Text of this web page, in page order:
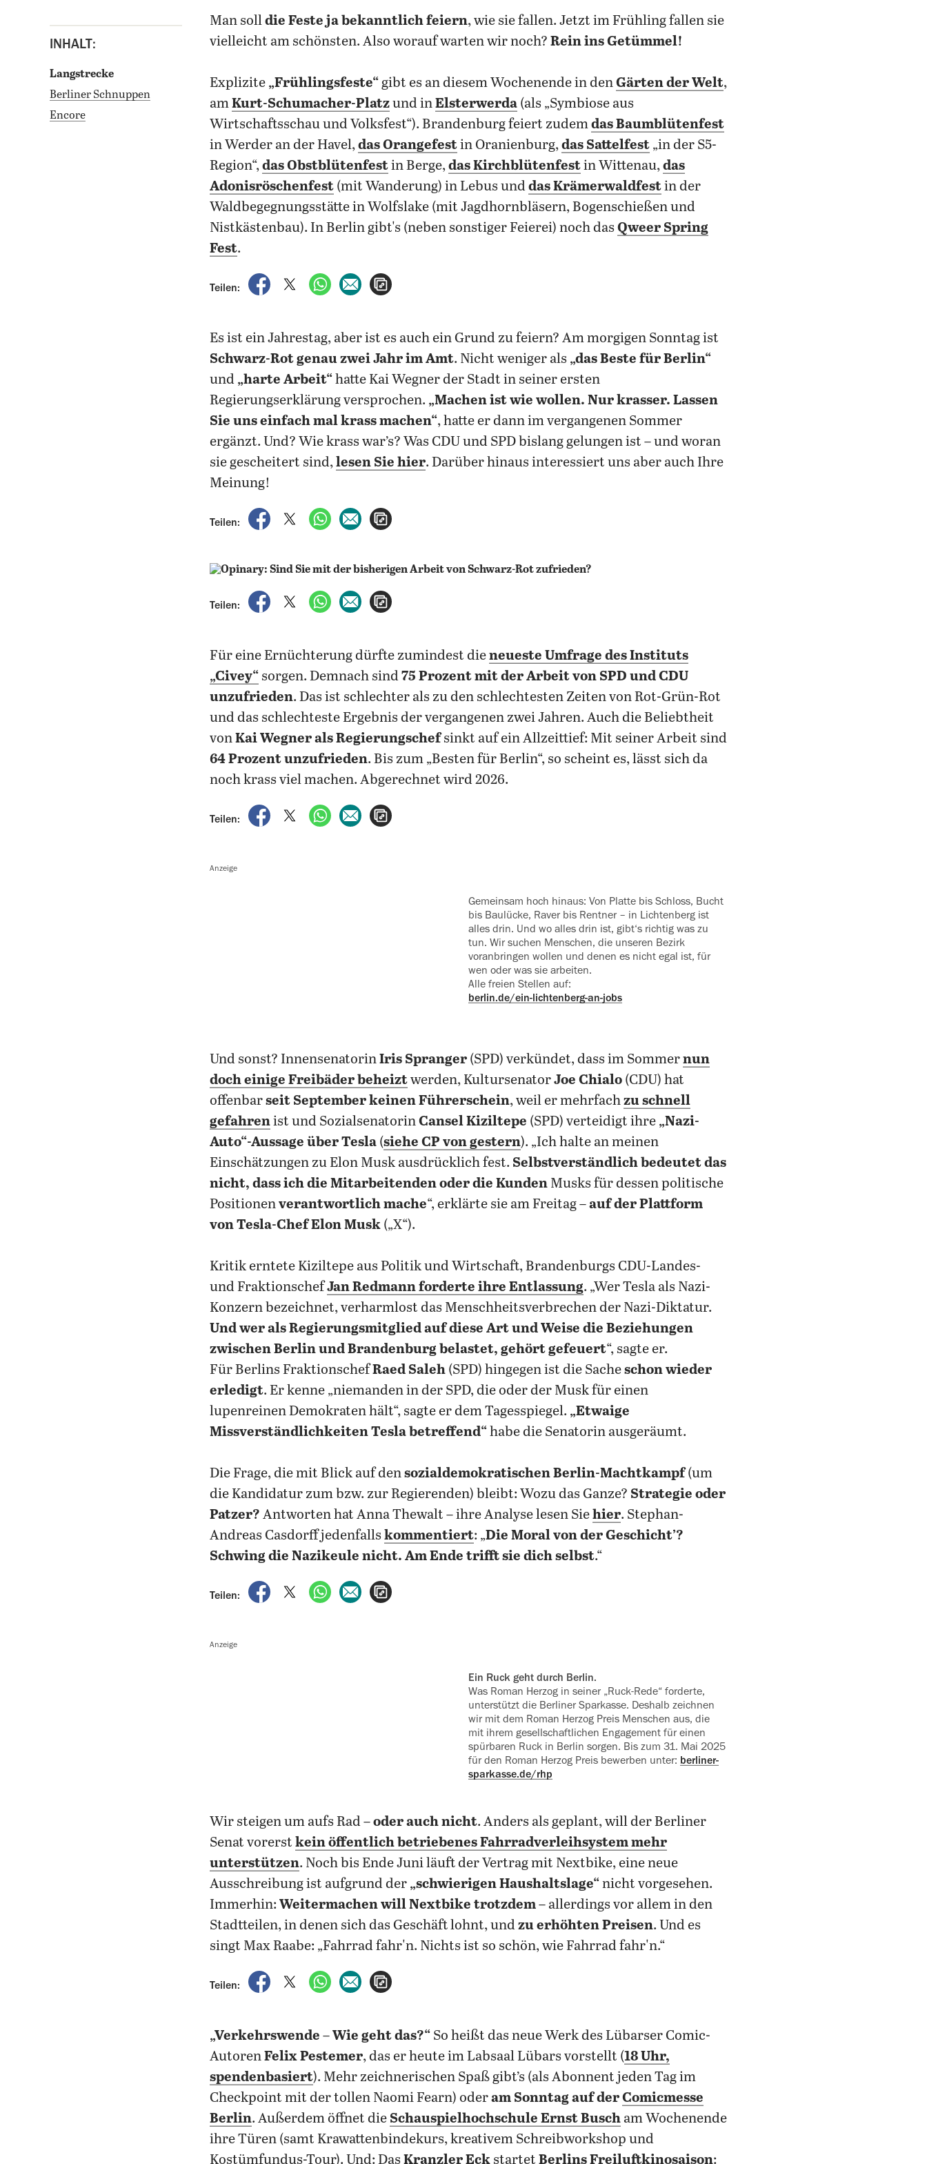
INHALT:
Langstrecke
Berliner Schnuppen
Encore
man solldie Feste ja bekanntlich feiern, wie sie fallen. Jetzt im Frühling fallen sie
vielleicht am schönsten. Also worauf warten wir noch? Rein ins Getümmel!
Explizite „Frühlingsfeste“ gibt es an diesem Wochenende in denGärten der Welt,
amKurt-Schumacher-Platzund inElsterwerda (als „Symbiose aus
Wirtschaftsschau und Volksfest“). Brandenburg feiert zudemdas Baumblütenfest
in Werder an der Havel,das Orangefestin Oranienburg,das Sattelfest „in der S5-
Region“,das Obstblütenfestin Berge,das Kirchblütenfestin Wittenau,das
Adonisröschenfest (mit Wanderung) in Lebus unddas Krämerwaldfestin der
Waldbegegnungsstätte in Wolfslake (mit Jagdhornbläsern, Bogenschießen und
Nistkästenbau). In Berlin gibt's (neben sonstiger Feierei) noch dasQweer Spring
Fest.
Teilen:
auf Facebook teilen
auf X teilenper WhatsApp teilen
per E-Mail teilen
Es ist ein Jahrestag, aber ist es auch ein Grund zu feiern? Am morgigen Sonntag ist
Schwarz-Rot genau zwei Jahr im Amt. Nicht weniger als „das Beste für Berlin“
und „harte Arbeit“hatte Kai Wegner der Stadt in seiner ersten
Regierungserklärung versprochen. „Machen ist wie wollen. Nur krasser. Lassen
Sie uns einfach mal krass machen“, hatte er dann im vergangenen Sommer
ergänzt. Und? Wie krass war’s? Was CDU und SPD bislang gelungen ist – und woran
sie gescheitert sind,lesen Sie hier. Darüber hinaus interessiert uns aber auch Ihre
Meinung!
Teilen:
auf Facebook teilen
auf X teilenper WhatsApp teilen
per E-Mail teilen
Teilen:
auf Facebook teilen
auf X teilenper WhatsApp teilen
per E-Mail teilen
Für eine Ernüchterung dürfte zumindest dieneueste Umfrage des Instituts
„Civey“ sorgen. Demnach sind75 Prozentmit der Arbeit von SPD und CDU
unzufrieden. Das ist schlechter als zu den schlechtesten Zeiten von Rot-Grün-Rot
und das schlechteste Ergebnis der vergangenen zwei Jahren. Auch die Beliebtheit
vonKai Wegner als Regierungschefsinkt auf ein Allzeittief: Mit seiner Arbeit sind
64 Prozent unzufrieden. Bis zum „Besten für Berlin“, so scheint es, lässt sich da
noch krass viel machen. Abgerechnet wird 2026.
Teilen:
auf Facebook teilen
auf X teilenper WhatsApp teilen
per E-Mail teilen
Anzeige
Gemeinsam hoch hinaus: Von Platte bis Schloss, Bucht
bis Baulücke, Raver bis Rentner – in Lichtenberg ist
alles drin. Und wo alles drin ist, gibt‘s richtig was zu
tun. Wir suchen Menschen, die unseren Bezirk
voranbringen wollen und denen es nicht egal ist, für
wen oder was sie arbeiten.
Alle freien Stellen auf:
berlin.de/ein-lichtenberg-an-jobs
Und sonst? InnensenatorinIris Spranger (SPD) verkündet, dass im Sommernun
doch einige Freibäder beheiztwerden, KultursenatorJoe Chialo (CDU) hat
offenbarseit September keinen Führerschein, weil er mehrfachzu schnell
gefahrenist und SozialsenatorinCansel Kiziltepe (SPD) verteidigt ihre „Nazi-
Auto“-Aussage über Tesla (siehe CP von gestern). „Ich halte an meinen
Einschätzungen zu Elon Musk ausdrücklich fest. Selbstverständlich bedeutet das
nicht, dass ich die Mitarbeitenden oder die Kunden Musks für dessen politische
Positionenverantwortlich mache“, erklärte sie am Freitag –auf der Plattform
von Tesla-Chef Elon Musk („X“).
Kritik erntete Kiziltepe aus Politik und Wirtschaft, Brandenburgs CDU-Landes-
und FraktionschefJan Redmann forderte ihre Entlassung. „Wer Tesla als Nazi-
Konzern bezeichnet, verharmlost das Menschheitsverbrechen der Nazi-Diktatur.
Und wer als Regierungsmitglied auf diese Art und Weise die Beziehungen
zwischenBerlin und Brandenburg belastet, gehört gefeuert“, sagte er.
Für Berlins FraktionschefRaed Saleh (SPD) hingegen ist die Sacheschon wieder
erledigt. Er kenne „niemanden in der SPD, die oder der Musk für einen
lupenreinen Demokraten hält“, sagte er dem Tagesspiegel. „Etwaige
Missverständlichkeiten Tesla betreffend“habe die Senatorin ausgeräumt.
Die Frage, die mit Blick auf densozialdemokratischen Berlin-Machtkampf(um
die Kandidatur zum bzw. zur Regierenden) bleibt: Wozu das Ganze? Strategie oder
Patzer? Antworten hat Anna Thewalt – ihre Analyse lesen Siehier. Stephan-
Andreas Casdorff jedenfallskommentiert: „Die Moral von der Geschicht’?
Schwing die Nazikeule nicht. Am Ende trifft sie dich selbst.“
Teilen:
auf Facebook teilen
auf X teilenper WhatsApp teilen
per E-Mail teilen
Anzeige
Ein Ruck geht durch Berlin.
Was Roman Herzog in seiner „Ruck-Rede“ forderte,
unterstützt die Berliner Sparkasse. Deshalb zeichnen
wir mit dem Roman Herzog Preis Menschen aus, die
mit ihrem gesellschaftlichen Engagement für einen
spürbaren Ruck in Berlin sorgen. Bis zum 31. Mai 2025
für den Roman Herzog Preis bewerben unter: berliner-
sparkasse.de/rhp
Wir steigen um aufs Rad –oder auch nicht. Anders als geplant, will der Berliner
Senat vorerst kein öffentlich betriebenes Fahrradverleihsystem mehr
unterstützen. Noch bis Ende Juni läuft der Vertrag mit Nextbike, eine neue
Ausschreibung ist aufgrund der „schwierigen Haushaltslage“nicht vorgesehen.
Immerhin:Weitermachen will Nextbike trotzdem– allerdings vor allem in den
Stadtteilen, in denen sich das Geschäft lohnt, undzu erhöhten Preisen. Und es
singt Max Raabe: „Fahrrad fahr'n. Nichts ist so schön, wie Fahrrad fahr'n.“
Teilen:
auf Facebook teilen
auf X teilenper WhatsApp teilen
per E-Mail teilen
„Verkehrswende – Wie geht das?“ So heißt das neue Werk des Lübarser Comic-
AutorenFelix Pestemer, das er heute im Labsaal Lübars vorstellt (18 Uhr,
spendenbasiert). Mehr zeichnerischen Spaß gibt’s (als Abonnent jeden Tag im
Checkpoint mit der tollen Naomi Fearn) oderam Sonntag auf derComicmesse
Berlin. Außerdem öffnet die Schauspielhochschule Ernst Busch am Wochenende
ihre Türen (samt Krawattenbindekurs, kreativem Schreibworkshop und
Kostümfundus-Tour). Und: DasKranzler Eck startet Berlins Freiluftkinosaison: